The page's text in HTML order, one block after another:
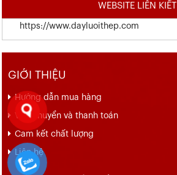
WEBSITE LIÊN KIẾT
https://www.dayluoithep.com
GIỚI THIỆU
Hướng dẫn mua hàng
Vận chuyển và thanh toán
Cam kết chất lượng
Liên hệ